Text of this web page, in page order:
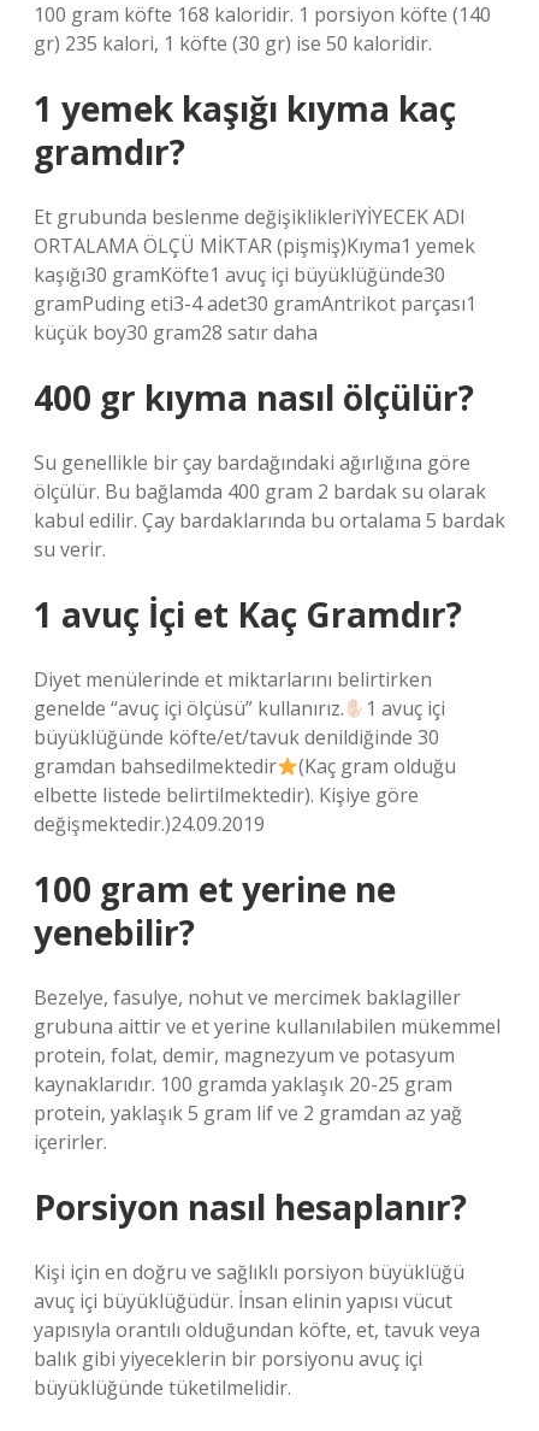
100 gram köfte 168 kaloridir. 1 porsiyon köfte (140
gr) 235 kalori, 1 köfte (30 gr) ise 50 kaloridir.
1 yemek kaşığı kıyma kaç
gramdır?
Et grubunda beslenme değişiklikleriYİYECEK ADI
ORTALAMA ÖLÇÜ MİKTAR (pişmiş)Kıyma1 yemek
kaşığı30 gramKöfte1 avuç içi büyüklüğünde30
gramPuding eti3-4 adet30 gramAntrikot parçası1
küçük boy30 gram28 satır daha
400 gr kıyma nasıl ölçülür?
Su genellikle bir çay bardağındaki ağırlığına göre
ölçülür. Bu bağlamda 400 gram 2 bardak su olarak
kabul edilir. Çay bardaklarında bu ortalama 5 bardak
su verir.
1 avuç İçi et Kaç Gramdır?
Diyet menülerinde et miktarlarını belirtirken
genelde “avuç içi ölçüsü” kullanırız.
1 avuç içi
büyüklüğünde köfte/et/tavuk denildiğinde 30
gramdan bahsedilmektedir
(Kaç gram olduğu
elbette listede belirtilmektedir). Kişiye göre
değişmektedir.)24.09.2019
100 gram et yerine ne
yenebilir?
Bezelye, fasulye, nohut ve mercimek baklagiller
grubuna aittir ve et yerine kullanılabilen mükemmel
protein, folat, demir, magnezyum ve potasyum
kaynaklarıdır. 100 gramda yaklaşık 20-25 gram
protein, yaklaşık 5 gram lif ve 2 gramdan az yağ
içerirler.
Porsiyon nasıl hesaplanır?
Kişi için en doğru ve sağlıklı porsiyon büyüklüğü
avuç içi büyüklüğüdür. İnsan elinin yapısı vücut
yapısıyla orantılı olduğundan köfte, et, tavuk veya
balık gibi yiyeceklerin bir porsiyonu avuç içi
büyüklüğünde tüketilmelidir.